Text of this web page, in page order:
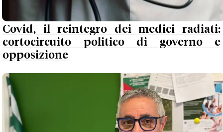
Covid, il reintegro dei medici radiati:
cortocircuito politico di governo e
opposizione